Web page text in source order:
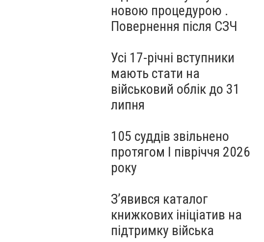
новою процедурою .
Повернення після СЗЧ
Усі 17-річні вступники
мають стати на
військовий облік до 31
липня
105 суддів звільнено
протягом I півріччя 2026
року
З’явився каталог
книжкових ініціатив на
підтримку війська